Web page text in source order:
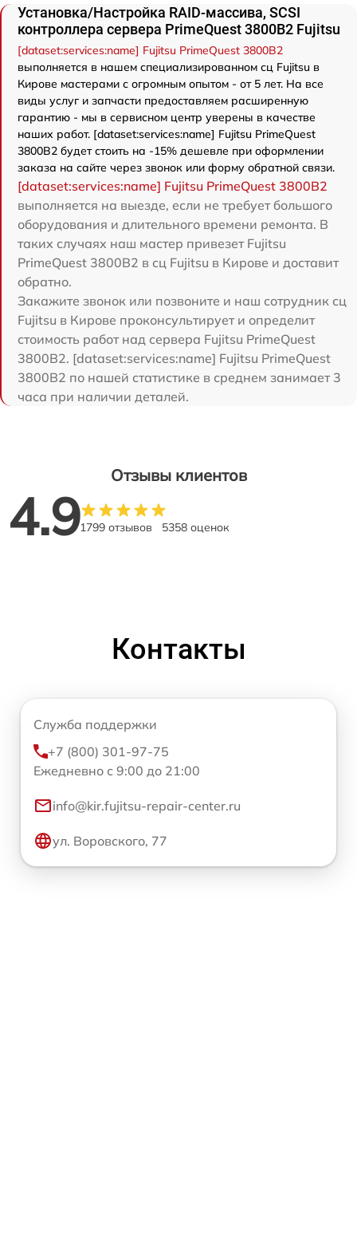
Установка/Настройка RAID-массива, SCSI
контроллера сервера PrimeQuest 3800B2 Fujitsu
[dataset:services:name] Fujitsu PrimeQuest 3800B2
выполняется в нашем специализированном сц Fujitsu в
Кирове мастерами с огромным опытом - от 5 лет. На все
виды услуг и запчасти предоставляем расширенную
гарантию - мы в сервисном центр уверены в качестве
наших работ. [dataset:services:name] Fujitsu PrimeQuest
3800B2 будет стоить на -15% дешевле при оформлении
заказа на сайте через звонок или форму обратной связи.
[dataset:services:name] Fujitsu PrimeQuest 3800B2
выполняется на выезде, если не требует большого
оборудования и длительного времени ремонта. В
таких случаях наш мастер привезет Fujitsu
PrimeQuest 3800B2 в сц Fujitsu в Кирове и доставит
обратно.
Закажите звонок или позвоните и наш сотрудник сц
Fujitsu в Кирове проконсультирует и определит
стоимость работ над сервера Fujitsu PrimeQuest
3800B2. [dataset:services:name] Fujitsu PrimeQuest
3800B2 по нашей статистике в среднем занимает 3
часа при наличии деталей.
Отзывы клиентов
4.91799 отзывов 5358 оценок
Контакты
Служба поддержки
+7 (800) 301-97-75
Ежедневно с 9:00 до 21:00
info@kir.fujitsu-repair-center.ru
ул. Воровского, 77